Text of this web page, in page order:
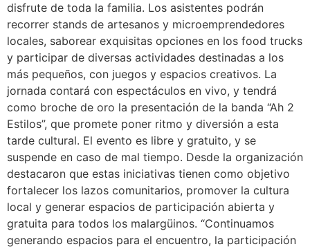
disfrute de toda la familia. Los asistentes podrán
recorrer stands de artesanos y microemprendedores
locales, saborear exquisitas opciones en los food trucks
y participar de diversas actividades destinadas a los
más pequeños, con juegos y espacios creativos. La
jornada contará con espectáculos en vivo, y tendrá
como broche de oro la presentación de la banda “Ah 2
Estilos”, que promete poner ritmo y diversión a esta
tarde cultural. El evento es libre y gratuito, y se
suspende en caso de mal tiempo. Desde la organización
destacaron que estas iniciativas tienen como objetivo
fortalecer los lazos comunitarios, promover la cultura
local y generar espacios de participación abierta y
gratuita para todos los malargüinos. “Continuamos
generando espacios para el encuentro, la participación